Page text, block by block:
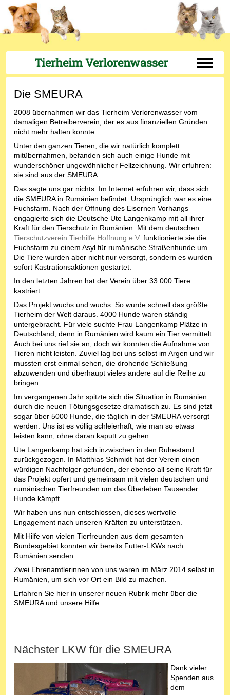
Tierheim Verlorenwasser Off-
Die SMEURA
2008 übernahmen wir das Tierheim Verlorenwasser vom
damaligen Betreiberverein, der es aus finanziellen Gründen
nicht mehr halten konnte.
Unter den ganzen Tieren, die wir natürlich komplett
mitübernahmen, befanden sich auch einige Hunde mit
wunderschöner ungewöhnlicher Fellzeichnung. Wir erfuhren:
sie sind aus der SMEURA.
Das sagte uns gar nichts. Im Internet erfuhren wir, dass sich
die SMEURA in Rumänien befindet. Ursprünglich war es eine
Fuchsfarm. Nach der Öffnung des Eisernen Vorhangs
engagierte sich die Deutsche Ute Langenkamp mit all ihrer
Kraft für den Tierschutz in Rumänien. Mit dem deutschen
Tierschutzverein Tierhilfe Hoffnung e.V. funktionierte sie die
Fuchsfarm zu einem Asyl für rumänische Straßenhunde um.
Die Tiere wurden aber nicht nur versorgt, sondern es wurden
sofort Kastrationsaktionen gestartet.
In den letzten Jahren hat der Verein über 33.000 Tiere
kastriert.
Das Projekt wuchs und wuchs. So wurde schnell das größte
Tierheim der Welt daraus. 4000 Hunde waren ständig
untergebracht. Für viele suchte Frau Langenkamp Plätze in
Deutschland, denn in Rumänien wird kaum ein Tier vermittelt.
Auch bei uns rief sie an, doch wir konnten die Aufnahme von
Tieren nicht leisten. Zuviel lag bei uns selbst im Argen und wir
mussten erst einmal sehen, die drohende Schließung
abzuwenden und überhaupt vieles andere auf die Reihe zu
bringen.
Im vergangenen Jahr spitzte sich die Situation in Rumänien
durch die neuen Tötungsgesetze dramatisch zu. Es sind jetzt
sogar über 5000 Hunde, die täglich in der SMEURA versorgt
werden. Uns ist es völlig schleierhaft, wie man so etwas
leisten kann, ohne daran kaputt zu gehen.
Ute Langenkamp hat sich inzwischen in den Ruhestand
zurückgezogen. In Matthias Schmidt hat der Verein einen
würdigen Nachfolger gefunden, der ebenso all seine Kraft für
das Projekt opfert und gemeinsam mit vielen deutschen und
rumänischen Tierfreunden um das Überleben Tausender
Hunde kämpft.
Wir haben uns nun entschlossen, dieses wertvolle
Engagement nach unseren Kräften zu unterstützen.
Mit Hilfe von vielen Tierfreunden aus dem gesamten
Bundesgebiet konnten wir bereits Futter-LKWs nach
Rumänien senden.
Zwei Ehrenamtlerinnen von uns waren im März 2014 selbst in
Rumänien, um sich vor Ort ein Bild zu machen.
Erfahren Sie hier in unserer neuen Rubrik mehr über die
SMEURA und unsere Hilfe.
Nächster LKW für die SMEURA
Dank vieler
Spenden aus
dem